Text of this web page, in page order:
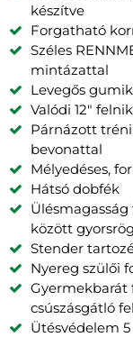
készítve
Forgatható
Széles
mintázattal
Levegős gumik
Valódi 12"
Párnázott
bevonattal
Mélyedéses,
Hátsó dobfék
között
Stender
Nyereg szülői
Gyermekbarát
csúszásgátló
Ütésvédelem